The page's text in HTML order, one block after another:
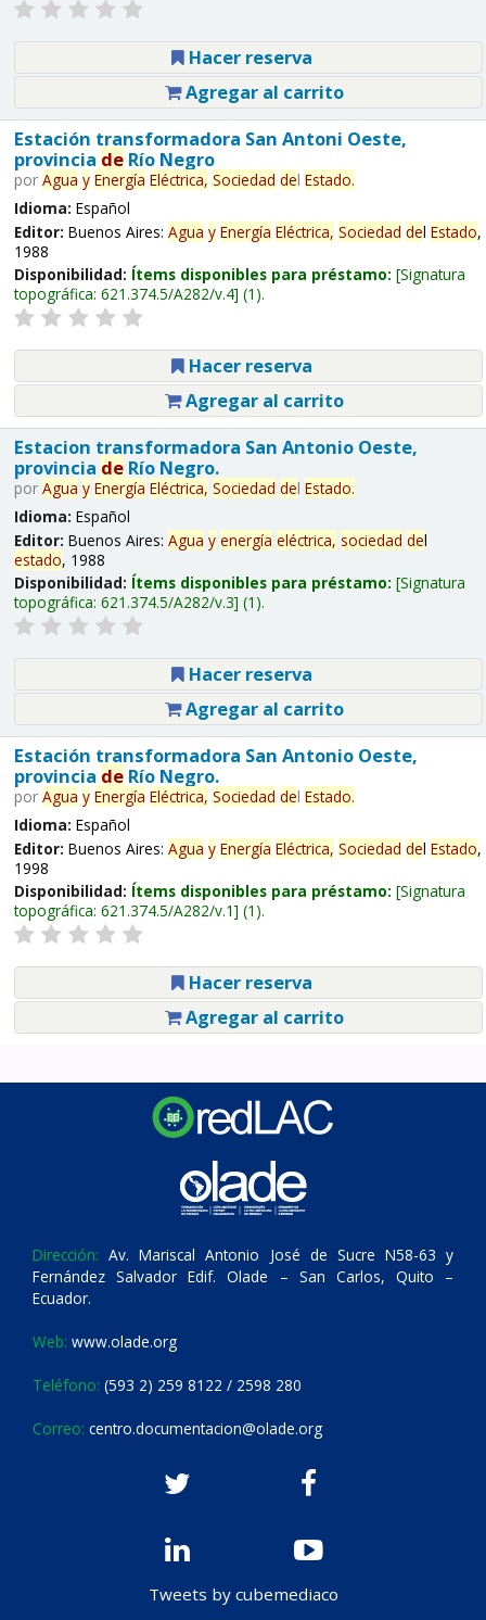
Hacer reserva
Agregar al carrito
Estación transformadora San Antoni Oeste,
provincia deRío Negro
por Agua y Energía Eléctrica, Sociedad del Estado.
Idioma: Español
Editor: Buenos Aires: Agua y Energía Eléctrica, Sociedad del Estado,
1988
Disponibilidad: Ítems disponibles para préstamo: Signatura
topográfica: 621.374.5/A282/v.4 (1).
Hacer reserva
Agregar al carrito
Estacion transformadora San Antonio Oeste,
provincia deRío Negro.
por Agua y Energía Eléctrica, Sociedad del Estado.
Idioma: Español
Editor: Buenos Aires: Agua y energía eléctrica, sociedad del
estado, 1988
Disponibilidad: Ítems disponibles para préstamo: Signatura
topográfica: 621.374.5/A282/v.3 (1).
Hacer reserva
Agregar al carrito
Estación transformadora San Antonio Oeste,
provincia deRío Negro.
por Agua y Energía Eléctrica, Sociedad del Estado.
Idioma: Español
Editor: Buenos Aires: Agua y Energía Eléctrica, Sociedad del Estado,
1998
Disponibilidad: Ítems disponibles para préstamo: Signatura
topográfica: 621.374.5/A282/v.1 (1).
Hacer reserva
Agregar al carrito
Dirección: Av. Mariscal Antonio José de Sucre N58-63 y
Fernández Salvador Edif. Olade – San Carlos, Quito –
Ecuador.
Web: www.olade.org
Teléfono: (593 2) 259 8122 / 2598 280
Correo: centro.documentacion@olade.org
Tweets by cubemediaco